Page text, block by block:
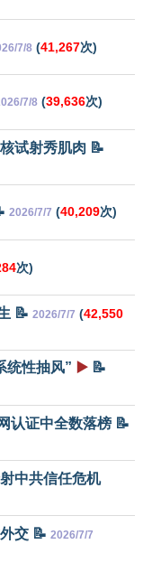
7/8 (41,267次)
7/8 (39,636次)
试射秀肌肉 📝
2026/7/7 (40,209次)
次)
📝 2026/7/7 (42,550
统性抽风” ▶️ 📝
认证中全数落榜 📝
中共信任危机
交 📝 2026/7/7